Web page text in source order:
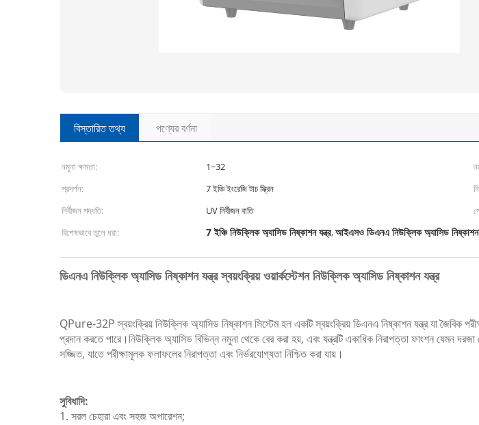
বিস্তারিত তথ্য পণ্যের বর্ণনা
নমুনা ক্ষমতা: 1~32
প্রদর্শন:
7 ইঞ্চি ইংরেজি টাচ স্ক্রিন
নির্বীজন পদ্ধতি:
UV নির্বীজন বাতি
বিশেষভাবে তুলে ধরা:
7 ইঞ্চি নিউক্লিক অ্যাসিড নিষ্কাশন যন্ত্র,আইএসও ডিএনএ নিউক্লিক অ্যাসিড নিষ্কাশন
ডিএনএ নিউক্লিক অ্যাসিড নিষ্কাশন যন্ত্র স্বয়ংক্রিয় ওয়ার্কস্টেশন নিউক্লিক অ্যাসিড নিষ্কাশন যন্ত্র
QPure-32P স্বয়ংক্রিয় নিউক্লিক অ্যাসিড নিষ্কাশন সিস্টেম হল একটি স্বয়ংক্রিয় ডিএনএ নিষ্কাশন যন্ত্র যা জৈবিক
প্রদান করতে পারে।নিউক্লিক অ্যাসিড বিভিন্ন নমুনা থেকে বের করা হয়, এবং যন্ত্রটি একাধিক নিরাপত্তা ফাংশন যেমন
সজ্জিত, যাতে পরীক্ষামূলক ফলাফলের নিরাপত্তা এবং নির্ভরযোগ্যতা নিশ্চিত করা যায়।
সুবিধাদি:
1. সরল চেহারা এবং সহজ অপারেশন;